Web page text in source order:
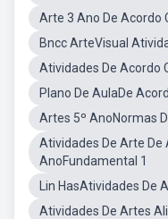
Arte 3 Ano De Acordo
Bncc ArteVisual
Atividades De Acordo
Plano De AulaDe
Artes 5º AnoNormas
Atividades De Arte De
AnoFundamental 1
Lin HasAtividades De
Atividades De Artes